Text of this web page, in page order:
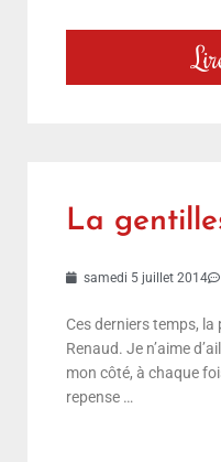
La
samedi 5 juillet 2014
Ces derniers temps,
Renaud. Je n’aime
mon côté, à chaque
repense …